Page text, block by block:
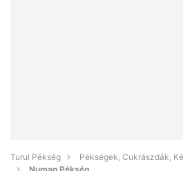
Turul Pékség
Pékségek, Cukrászdák,